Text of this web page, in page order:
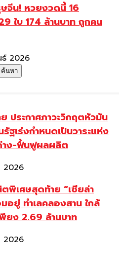
จีน! หวยงวดนี้ 16
ใบ 174 ล้านบาท ถูกคน
2026
ประกาศภาวะวิกฤตหัวมัน
ฐเร่งกำหนดเป็นวาระแห่ง
าง-ฟื้นฟูผลผลิต
2026
เศษสุดท้าย “เซียล่า
ยู่ ทำเลคลองสาน ใกล้
ยง 2.69 ล้านบาท
2026